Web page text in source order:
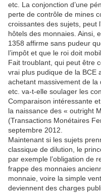
etc. La conjonction d’une
perte de contrôle de mines
croissantes des sujets, peut
hôtels des monnaies. Ainsi,
1358 affirme sans pudeur
l’impôt et que le roi doit
Fait troublant, qui peut être
vrai plus pudique de la BCE
achetant massivement de la
etc. va-t-elle soulager les
Comparaison intéressante
la naissance des « outright
(Transactions Monétaires
septembre 2012.
Maintenant si les sujets
classique de dilution, le
par exemple l’obligation de
frappe des monnaies
monnaie, voire la simple
deviennent des charges